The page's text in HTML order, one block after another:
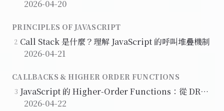
（Execution Context）
2026-04-20
PRINCIPLES OF JAVASCRIPT
2 Call Stack 是什麼？理解 JavaScript 的呼叫堆疊機制
2026-04-21
CALLBACKS & HIGHER ORDER FUNCTIONS
3 JavaScript 的 Higher-Order Functions：從 DRY
到函式作為參數
2026-04-22